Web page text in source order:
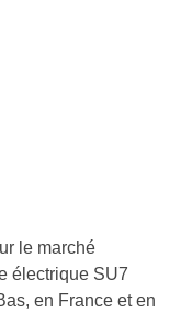
le marché
électrique SU7
en France et en